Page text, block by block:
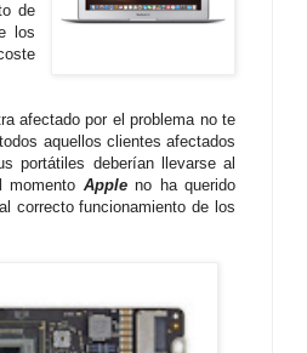
de
los
afectado por el problema no te
aquellos clientes afectados
portátiles deberían llevarse al
momento Appleno ha querido
correcto funcionamiento de los